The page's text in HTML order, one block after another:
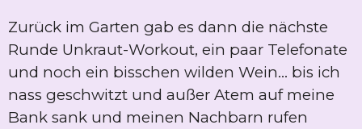
Zurück im Garten gab es dann die nächste
Runde Unkraut-Workout, ein paar Telefonate
und noch ein bisschen wilden Wein... bis ich
nass geschwitzt und außer Atem auf meine
Bank sank und meinen Nachbarn rufen